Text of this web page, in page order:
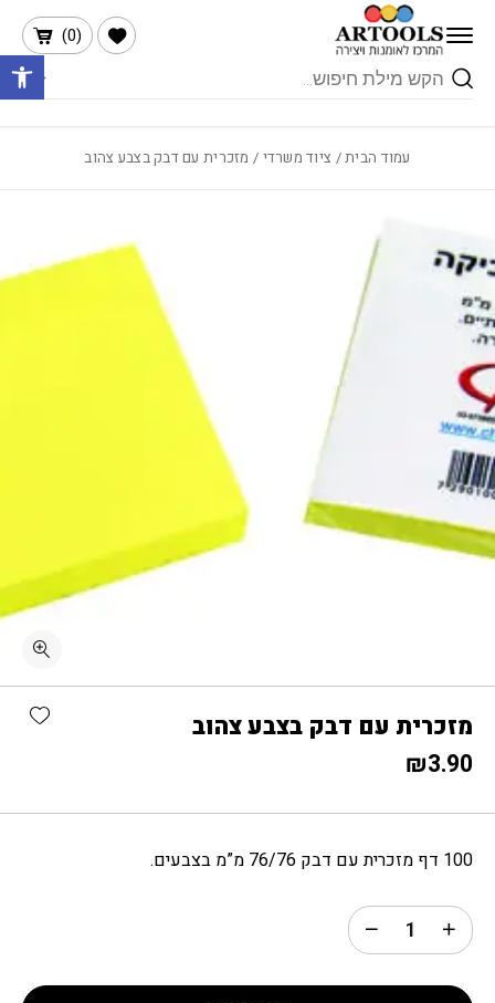
Skip to Content
Products
search
(
0
)
הרשימה שלי
עמוד הבית/ ציוד משרדי / מזכרית עם דבק בצבע צהוב
מזכרית עם דבק בצבע צהוב
₪3.90
100 דף מזכרית עם דבק 76/76 מ”מ בצבעים.
בחזרה למעלה